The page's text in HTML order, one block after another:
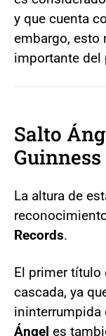
y que cuenta
embargo, esto
importante del
Salto
Guinness
La altura de
Records.
El primer título
cascada, ya
ininterrumpida
Ángel es